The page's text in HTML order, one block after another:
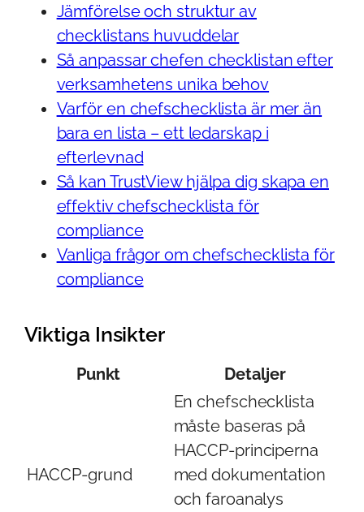
Jämförelse och struktur av
checklistans huvuddelar
Så anpassar chefen checklistan efter
verksamhetens unika behov
Varför en chefschecklista är mer än
bara en lista – ett ledarskap i
efterlevnad
Så kan TrustView hjälpa dig skapa en
effektiv chefschecklista för
compliance
Vanliga frågor om chefschecklista för
compliance
Viktiga Insikter
Punkt Detaljer
HACCP-grund
En chefschecklista
måste baseras på
HACCP-principerna
med dokumentation
och faroanalys